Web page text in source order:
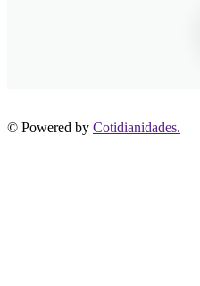
© Powered by Cotidianidades.